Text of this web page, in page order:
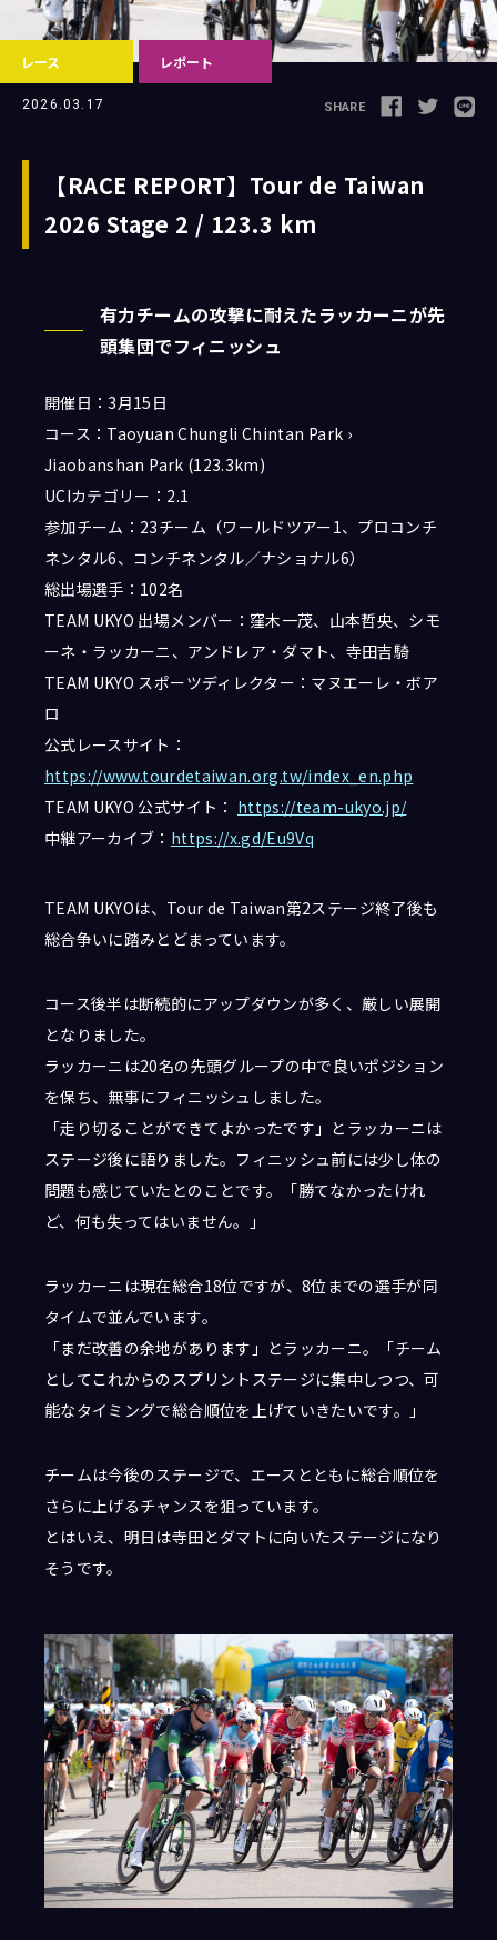
Follow us
JCL LEAGUE HP
レース レポート
2026.03.17 SHARE
【RACE REPORT】Tour de Taiwan
2026 Stage 2 / 123.3 km
有力チームの攻撃に耐えたラッカーニが先
頭集団でフィニッシュ
開催日：3月15日
コース：Taoyuan Chungli Chintan Park ›
Jiaobanshan Park (123.3km)
UCIカテゴリー：2.1
参加チーム：23チーム（ワールドツアー1、プロコンチ
ネンタル6、コンチネンタル／ナショナル6）
総出場選手：102名
TEAM UKYO 出場メンバー：窪木一茂、山本哲央、シモ
ーネ・ラッカーニ、アンドレア・ダマト、寺田吉騎
TEAM UKYO スポーツディレクター：マヌエーレ・ボア
ロ
公式レースサイト：
https://www.tourdetaiwan.org.tw/index_en.php
TEAM UKYO 公式サイト： https://team-ukyo.jp/
中継アーカイブ： https://x.gd/Eu9Vq
TEAM UKYOは、Tour de Taiwan第2ステージ終了後も
総合争いに踏みとどまっています。
コース後半は断続的にアップダウンが多く、厳しい展開
となりました。
ラッカーニは20名の先頭グループの中で良いポジション
を保ち、無事にフィニッシュしました。
「走り切ることができてよかったです」とラッカーニは
ステージ後に語りました。フィニッシュ前には少し体の
問題も感じていたとのことです。「勝てなかったけれ
ど、何も失ってはいません。」
ラッカーニは現在総合18位ですが、8位までの選手が同
タイムで並んでいます。
「まだ改善の余地があります」とラッカーニ。「チーム
としてこれからのスプリントステージに集中しつつ、可
能なタイミングで総合順位を上げていきたいです。」
チームは今後のステージで、エースとともに総合順位を
さらに上げるチャンスを狙っています。
とはいえ、明日は寺田とダマトに向いたステージになり
そうです。